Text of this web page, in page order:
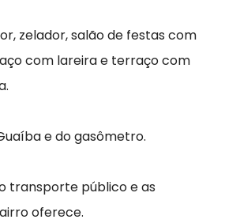
zelador, salão de festas com
com lareira e terraço com
e do gasômetro.
transporte público e as
oferece.